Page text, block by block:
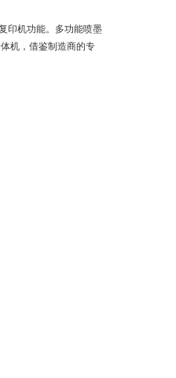
印机功能。多功能喷墨
机，借鉴制造商的专